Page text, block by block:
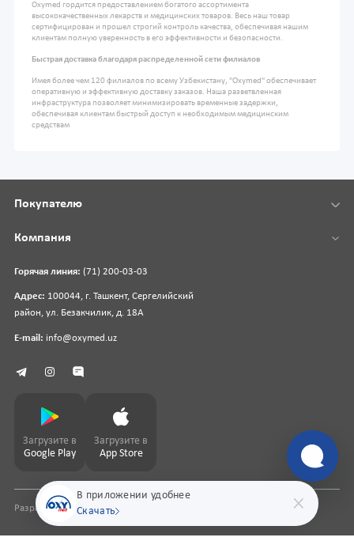
Oxymed гордится предоставлением богатого ассортимента
высококачественных лекарств и медицинских товаров. Весь наш товар
сертифицирован и прошел строгий контроль качества, обеспечивая нашим
клиентам полную уверенность в его эффективности и безопасности.
Быстрая доставка благодаря распределенной сети филиалов
Имея более чем 120 филиалов по всему Узбекистану, "Oxymed" обеспечивает
оперативную и эффективную доставку заказов. Наша разветвленная
инфраструктура позволяет минимизировать временные задержки,
обеспечивая клиентам быстрый доступ к необходимым медицинским
средствам
В приложении удобнее
Скачать
Горячая линия: (71) 200-03-03
Адрес: 100044, г. Ташкент, Сергелийский
район, ул. Безакчилик, д. 18А
E-mail: info@oxymed.uz
Покупателю
Компания
Загрузите в
Google Play
Загрузите в
App Store
Разработка сайтаpharmit.uz